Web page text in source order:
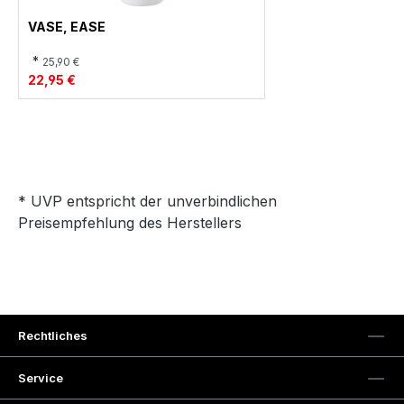
VASE, EASE
* 25,90 €
22,95 €
* UVP entspricht der unverbindlichen
Preisempfehlung des Herstellers
Rechtliches
Service